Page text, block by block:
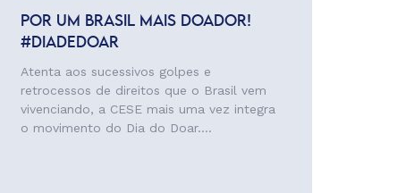
POR UM BRASIL MAIS DOADOR!
#DIADEDOAR
Atenta aos sucessivos golpes e
retrocessos de direitos que o Brasil vem
vivenciando, a CESE mais uma vez integra
o movimento do Dia do Doar....